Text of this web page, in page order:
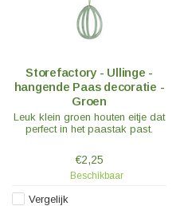
Storefactory - Ullinge -
hangende Paas decoratie -
Groen
Leuk klein groen houten eitje dat
perfect in het paastak past.
€2,25
Beschikbaar
Vergelijk